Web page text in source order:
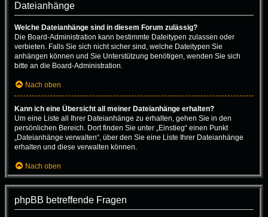
Dateianhänge
Welche Dateianhänge sind in diesem Forum zulässig?
Die Board-Administration kann bestimmte Dateitypen zulassen oder
verbieten. Falls Sie sich nicht sicher sind, welche Dateitypen Sie
anhängen können und Sie Unterstützung benötigen, wenden Sie sich
bitte an die Board-Administration.
Nach oben
Kann ich eine Übersicht all meiner Dateianhänge erhalten?
Um eine Liste all Ihrer Dateianhänge zu erhalten, gehen Sie in den
persönlichen Bereich. Dort finden Sie unter „Einstieg“ einen Punkt
„Dateianhänge verwalten“, über den Sie eine Liste Ihrer Dateianhänge
erhalten und diese verwalten können.
Nach oben
phpBB betreffende Fragen